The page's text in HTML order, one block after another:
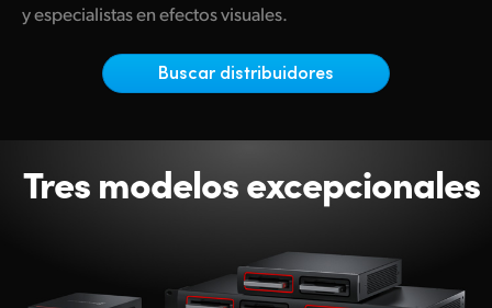
Poland
Portugal
España
Chinese Taipei
y especialistas en efectos visuales.
Buscar distribuidores
Tres modelos excepcionales